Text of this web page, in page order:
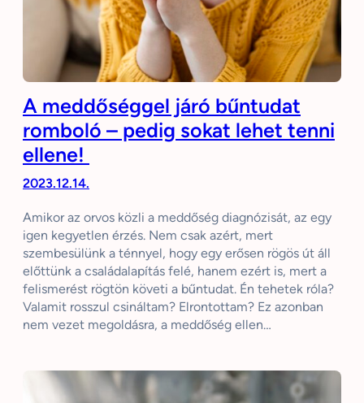
A meddőséggel járó bűntudat
romboló – pedig sokat lehet tenni
ellene!
2023.12.14.
Amikor az orvos közli a meddőség diagnózisát, az egy
igen kegyetlen érzés. Nem csak azért, mert
szembesülünk a ténnyel, hogy egy erősen rögös út áll
előttünk a családalapítás felé, hanem ezért is, mert a
felismerést rögtön követi a bűntudat. Én tehetek róla?
Valamit rosszul csináltam? Elrontottam? Ez azonban
nem vezet megoldásra, a meddőség ellen…